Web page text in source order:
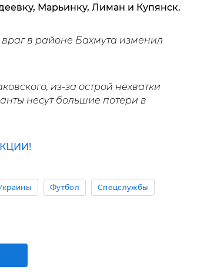
Марьинку, Лиман и Купянск.
в районе Бахмута изменил
из-за острой нехватки
несут большие потери в
Футбол Спецслужбы